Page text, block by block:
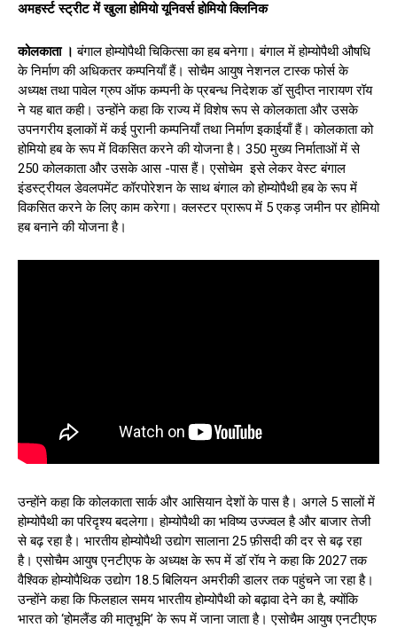
अमहर्स्ट स्ट्रीट में खुला होमियो यूनिवर्स होमियो क्लिनिक
कोलकाता । बंगाल होम्योपैथी चिकित्सा का हब बनेगा। बंगाल में होम्योपैथी औषधि
के निर्माण की अधिकतर कम्पनियाँ हैं। सोचैम आयुष नेशनल टास्क फोर्स के
अध्यक्ष तथा पावेल ग्रुप ऑफ कम्पनी के प्रबन्ध निदेशक डॉ सुदीप्त नारायण रॉय
ने यह बात कही। उन्होंने कहा कि राज्य में विशेष रूप से कोलकाता और उसके
उपनगरीय इलाकों में कई पुरानी कम्पनियाँ तथा निर्माण इकाईयाँ हैं। कोलकाता को
होमियो हब के रूप में विकसित करने की योजना है। 350 मुख्य निर्माताओं में से
250 कोलकाता और उसके आस -पास हैं। एसोचेम इसे लेकर वेस्ट बंगाल
इंडस्ट्रीयल डेवलपमेंट कॉरपोरेशन के साथ बंगाल को होम्योपैथी हब के रूप में
विकसित करने के लिए काम करेगा। क्लस्टर प्रारूप में 5 एकड़ जमीन पर होमियो
हब बनाने की योजना है।
उन्होंने कहा कि कोलकाता सार्क और आसियान देशों के पास है। अगले 5 सालों में
होम्योपैथी का परिदृश्य बदलेगा। होम्योपैथी का भविष्य उज्ज्वल है और बाजार तेजी
से बढ़ रहा है। भारतीय होम्योपैथी उद्योग सालाना 25 फ़ीसदी की दर से बढ़ रहा
है। एसोचैम आयुष एनटीएफ के अध्यक्ष के रूप में डॉ रॉय ने कहा कि 2027 तक
वैश्विक होम्योपैथिक उद्योग 18.5 बिलियन अमरीकी डालर तक पहुंचने जा रहा है।
उन्होंने कहा कि फिलहाल समय भारतीय होम्योपैथी को बढ़ावा देने का है, क्योंकि
भारत को ‘होमलैंड की मातृभूमि’ के रूप में जाना जाता है। एसोचैम आयुष एनटीएफ